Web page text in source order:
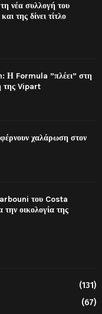
νέα συλλογή του
της δίνει τίτλο
Formula ”πλέει” στη
της Vipart
χαλάρωση στον
του Costa
οικολογία της
(131)
(67)